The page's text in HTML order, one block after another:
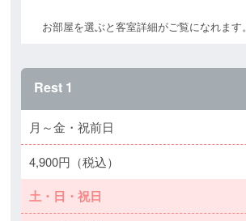
お部屋を選ぶと客室詳細がご覧になれます。
Rest 1
月～金・祝前日
4,900円（税込）
土・日・祝日